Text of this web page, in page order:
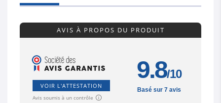
AVIS À PROPOS DU PRODUIT
VOIR L'ATTESTATION
Avis soumis à un contrôle
9.8/10
Basé sur 7 avis